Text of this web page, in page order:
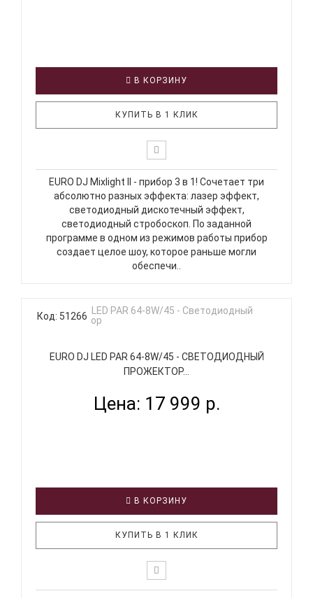
В КОРЗИНУ
КУПИТЬ В 1 КЛИК
EURO DJ Mixlight II - прибор 3 в 1! Сочетает три
абсолютно разных эффекта: лазер эффект,
светодиодный дискотечный эффект,
светодиодный стробоскоп. По заданной
программе в одном из режимов работы прибор
создает целое шоу, которое раньше могли
обеспечи..
Код: 51266
EURO DJ LED PAR 64-8W/45 - СВЕТОДИОДНЫЙ
ПРОЖЕКТОР...
Цена: 17 999 р.
В КОРЗИНУ
КУПИТЬ В 1 КЛИК